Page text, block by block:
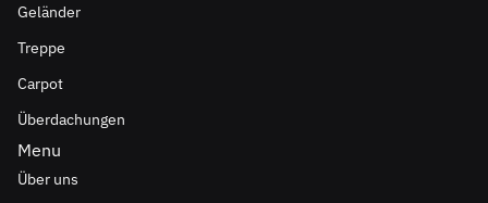
Geländer
Treppe
Carpot
Überdachungen
Menu
Über uns